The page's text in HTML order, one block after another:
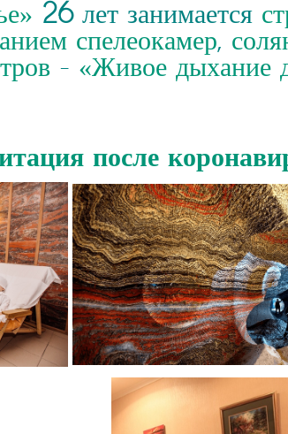
26лет занимается
спелеокамер,
- «Живое дыхание
после